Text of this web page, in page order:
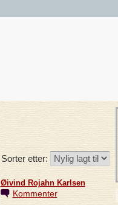
Sorter etter:
Øivind Rojahn Karlsen
Kommenter